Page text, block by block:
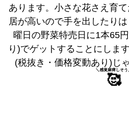
あります。小さな花さえ育
居が高いので手を出したり
曜日の野菜特売日に1本65
り)でゲットすることにしま
(税抜き・価格変動あり)じ
🥰
＼感覚麻痺しそう